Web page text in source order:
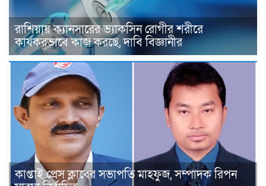
রাশিয়ায় ক্যানসারের ভ্যাকসিন রোগীর শরীরে
কার্যকরভাবে কাজ করছে, দাবি বিজ্ঞানীর
কাপ্তাই প্রেস ক্লাবের সভাপতি মাহফুজ, সম্পাদক রিপন